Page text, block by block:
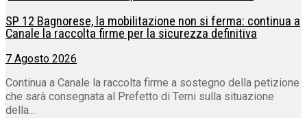
SP 12 Bagnorese, la mobilitazione non si ferma: continua a
Canale la raccolta firme per la sicurezza definitiva
7 Agosto 2026
Continua a Canale la raccolta firme a sostegno della petizione
che sarà consegnata al Prefetto di Terni sulla situazione
della...